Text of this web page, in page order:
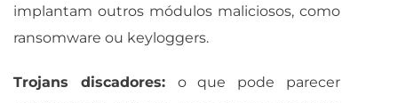
implantam outros módulos maliciosos, como
ransomware ou keyloggers.
Trojans discadores: o que pode parecer